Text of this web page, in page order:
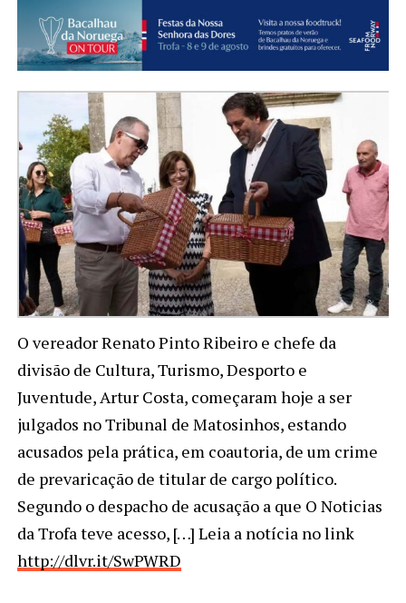
O vereador Renato Pinto Ribeiro e chefe da
divisão de Cultura, Turismo, Desporto e
Juventude, Artur Costa, começaram hoje a ser
julgados no Tribunal de Matosinhos, estando
acusados pela prática, em coautoria, de um crime
de prevaricação de titular de cargo político.
Segundo o despacho de acusação a que O Noticias
da Trofa teve acesso, […] Leia a notícia no link
http://dlvr.it/SwPWRD